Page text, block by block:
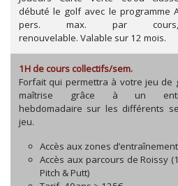
débuté le golf avec le programme
pers. max. par
renouvelable. Valable sur 12 mois.
1H de cours collectifs/sem.
Forfait qui permettra à votre jeu de
maîtrise grâce à un
hebdomadaire sur les différents
jeu.
Accès aux zones
Accès aux parcours de Roissy
Pitch & Putt)